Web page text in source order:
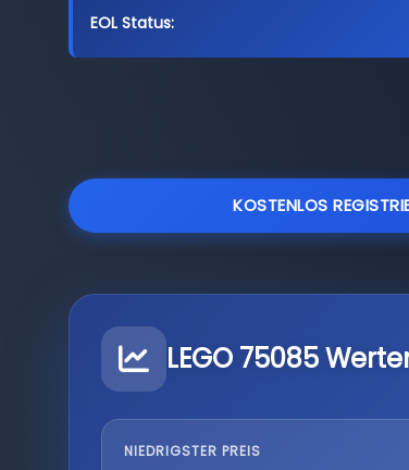
EOL Status:
KOSTENLOS
LEGO 75085
NIEDRIGSTER PREIS